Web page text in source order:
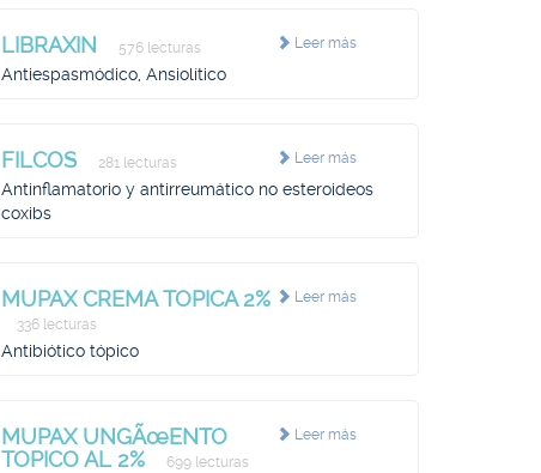
Leer más
LIBRAXIN 576 lecturas
Antiespasmódico, Ansiolítico
Leer más
FILCOS 281 lecturas
Antinflamatorio y antirreumático no esteroideos
coxibs
Leer más
MUPAX CREMA TOPICA 2%
336 lecturas
Antibiótico tópico
Leer más
MUPAX UNGÃœENTO
TOPICO AL 2%
699 lecturas